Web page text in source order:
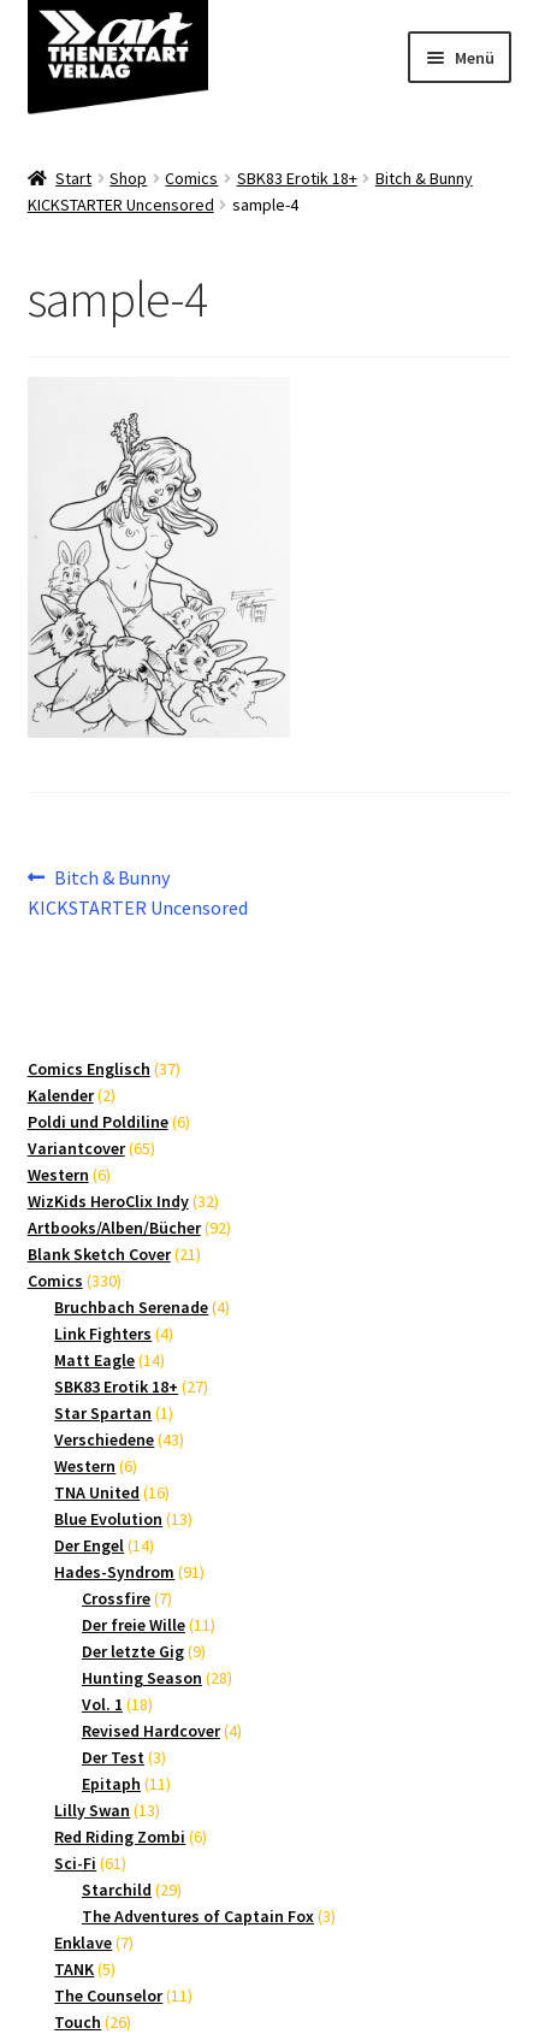
Zur
Navigation
springen
Zum
Inhalt
springen
Menü
Shop
Start Shop Comics SBK83 Erotik 18+
Bitch & Bunny
KICKSTARTER Uncensored
sample-4
sample-4
Beitragsnavigation
Vorheriger
Beitrag:
Bitch & Bunny
KICKSTARTER Uncensored
Comics Englisch 3737
Kalender 22
Produkte
Poldi und Poldiline 66
Variantcover 6565
Western 66
Produkte
WizKids HeroClix Indy 3232
Produkte
Artbooks/Alben/Bücher 9292
Blank Sketch Cover 2121
Comics 330330
Produkte
Bruchbach Serenade 44
Link Fighters 44
Matt Eagle 1414
Produkte
SBK83 Erotik 18+ 2727
Star Spartan 11
Produkt
Verschiedene 4343
Western 66
Produkte
TNA United 1616
Produkte
Blue Evolution 1313
Der Engel 1414
Produkte
Hades-Syndrom 9191
Crossfire 77
Produkte
Der freie Wille 1111
Der letzte Gig 99
Produkte
Hunting Season 2828
Vol. 1 1818
Produkte
Revised Hardcover 44
Der Test 33
Produkte
Epitaph 1111
Lilly Swan 1313
Produkte
Red Riding Zombi 66
Sci-Fi 6161
Produkte
Starchild 2929
Produkte
The Adventures of Captain Fox 33
Enklave 77
TANK 55
Produkte
The Counselor 1111
Touch 2626